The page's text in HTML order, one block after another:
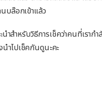
บล๊อกเข้าแล้ว
สำหรับวิธีการเช็คว่าคนที่เราก
นำไปเช็คกันดูนะคะ